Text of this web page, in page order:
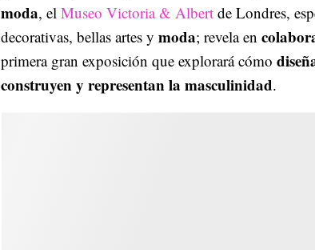
moda, el Museo Victoria & Albert de Londres,
decorativas, bellas artes y moda; revela en
primera gran exposición que explorará cómo
construyen y representan la masculinidad.